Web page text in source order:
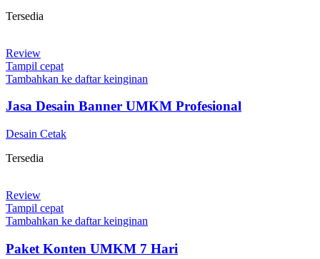
Tersedia
Review
Tampil cepat
Tambahkan ke daftar keinginan
Jasa Desain Banner UMKM Profesional
Desain Cetak
Tersedia
Review
Tampil cepat
Tambahkan ke daftar keinginan
Paket Konten UMKM 7 Hari